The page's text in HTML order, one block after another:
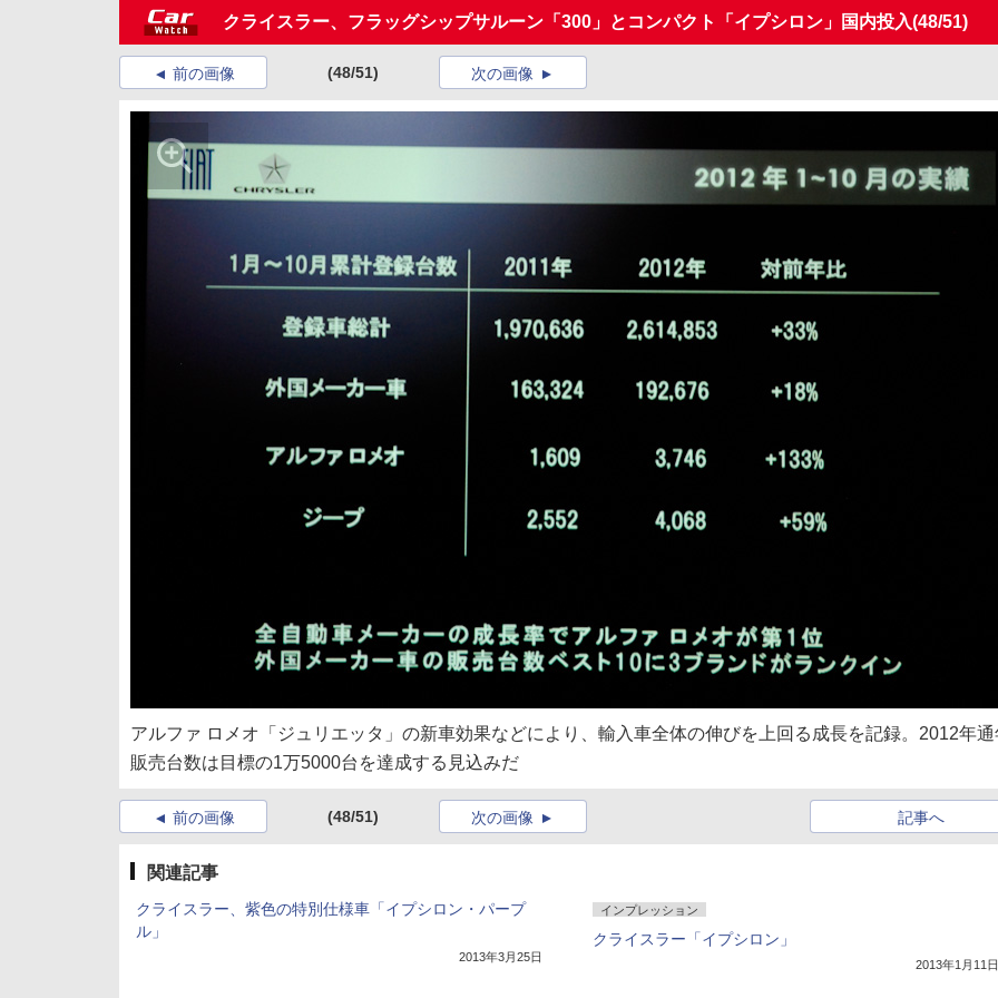
クライスラー、フラッグシップサルーン「300」とコンパクト「イプシロン」国内投入(48/51)
前の画像 (48/51) 次の画像
アルファ ロメオ「ジュリエッタ」の新車効果などにより、輸入車全体の伸びを上回る成長を記録。2012年通
販売台数は目標の1万5000台を達成する見込みだ
前の画像 (48/51) 記事へ
次の画像
関連記事
クライスラー、紫色の特別仕様車「イプシロン・パープ
ル」
2013年3月25日
インプレッション
クライスラー「イプシロン」
2013年1月11日